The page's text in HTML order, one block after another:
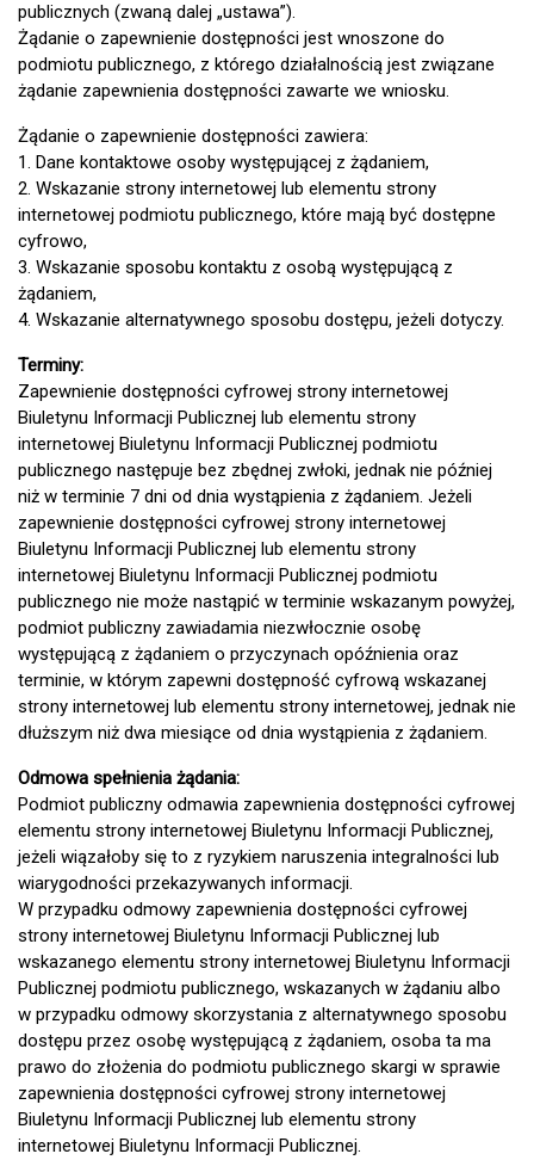
publicznych (zwaną dalej „ustawa”).
Żądanie o zapewnienie dostępności jest wnoszone do
podmiotu publicznego, z którego działalnością jest związane
żądanie zapewnienia dostępności zawarte we wniosku.
Żądanie o zapewnienie dostępności zawiera:
1. Dane kontaktowe osoby występującej z żądaniem,
2. Wskazanie strony internetowej lub elementu strony
internetowej podmiotu publicznego, które mają być dostępne
cyfrowo,
3. Wskazanie sposobu kontaktu z osobą występującą z
żądaniem,
4. Wskazanie alternatywnego sposobu dostępu, jeżeli dotyczy.
Terminy:
Zapewnienie dostępności cyfrowej strony internetowej
Biuletynu Informacji Publicznej lub elementu strony
internetowej Biuletynu Informacji Publicznej podmiotu
publicznego następuje bez zbędnej zwłoki, jednak nie później
niż w terminie 7 dni od dnia wystąpienia z żądaniem. Jeżeli
zapewnienie dostępności cyfrowej strony internetowej
Biuletynu Informacji Publicznej lub elementu strony
internetowej Biuletynu Informacji Publicznej podmiotu
publicznego nie może nastąpić w terminie wskazanym powyżej,
podmiot publiczny zawiadamia niezwłocznie osobę
występującą z żądaniem o przyczynach opóźnienia oraz
terminie, w którym zapewni dostępność cyfrową wskazanej
strony internetowej lub elementu strony internetowej, jednak nie
dłuższym niż dwa miesiące od dnia wystąpienia z żądaniem.
Odmowa spełnienia żądania:
Podmiot publiczny odmawia zapewnienia dostępności cyfrowej
elementu strony internetowej Biuletynu Informacji Publicznej,
jeżeli wiązałoby się to z ryzykiem naruszenia integralności lub
wiarygodności przekazywanych informacji.
W przypadku odmowy zapewnienia dostępności cyfrowej
strony internetowej Biuletynu Informacji Publicznej lub
wskazanego elementu strony internetowej Biuletynu Informacji
Publicznej podmiotu publicznego, wskazanych w żądaniu albo
w przypadku odmowy skorzystania z alternatywnego sposobu
dostępu przez osobę występującą z żądaniem, osoba ta ma
prawo do złożenia do podmiotu publicznego skargi w sprawie
zapewnienia dostępności cyfrowej strony internetowej
Biuletynu Informacji Publicznej lub elementu strony
internetowej Biuletynu Informacji Publicznej.